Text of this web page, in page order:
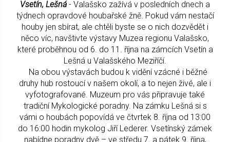
Vsetín, Lešná - Valašsko zažívá v posledních dnech a
týdnech opravdové houbařské žně. Pokud vám nestačí
houby jen sbírat, ale chtěli byste se o nich dozvědět i
něco víc, navštivte výstavy Muzea regionu Valašsko,
které proběhnou od 6. do 11. října na zámcích Vsetín a
Lešná u Valašského Meziříčí.
Na obou výstavách budou k vidění vzácné i běžné
druhy hub rostoucí v našem okolí, a to nejen živé, ale i
vyfotografované. Muzeum pro vás připravuje také
tradiční Mykologické poradny. Na zámku Lešná si s
vámi o houbách popovídá ve čtvrtek 8. října od 13:00
do 16:00 hodin mykolog Jiří Lederer. Vsetínský zámek
nabídne poradny dvě – ve středu 7. a pátek 9. října,